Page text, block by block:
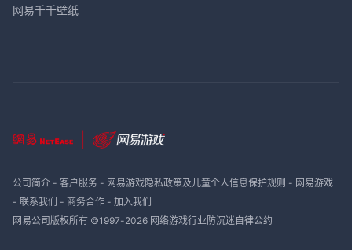
网易千千壁纸
公司简介- 客户服务- 网易游戏隐私政策及儿童个人信息保护规则 - 网易游戏
- 联系我们 - 商务合作- 加入我们
网易公司版权所有 ©1997-2026 网络游戏行业防沉迷自律公约